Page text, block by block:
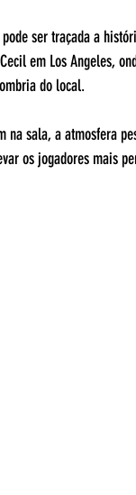
ser traçada a
em Los Angeles,
do local​.
na sala, a atmosfera
os jogadores mais